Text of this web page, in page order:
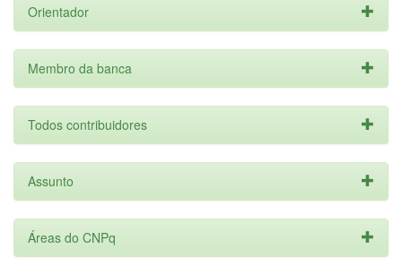
Orientador
Membro da banca
Todos contribuidores
Assunto
Áreas do CNPq